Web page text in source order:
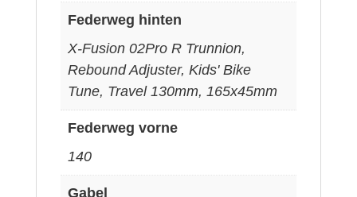
Federweg hinten
X-Fusion 02Pro R Trunnion,
Rebound Adjuster, Kids' Bike
Tune, Travel 130mm, 165x45mm
Federweg vorne
140
Gabel